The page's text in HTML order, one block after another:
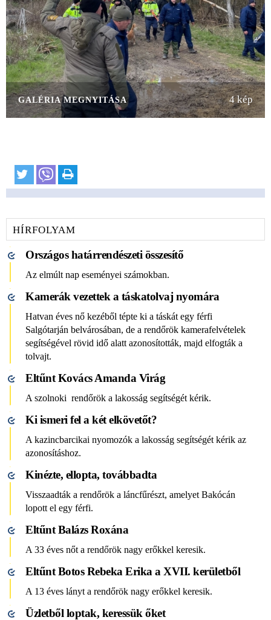
4 kép
GALÉRIA MEGNYITÁSA
HÍRFOLYAM
Országos határrendészeti összesítő
Az elmúlt nap eseményei számokban.
Kamerák vezettek a táskatolvaj nyomára
Hatvan éves nő kezéből tépte ki a táskát egy férfi
Salgótarján belvárosában, de a rendőrök kamerafelvételek
segítségével rövid idő alatt azonosították, majd elfogták a
tolvajt.
Eltűnt Kovács Amanda Virág
A szolnoki rendőrök a lakosság segítségét kérik.
Ki ismeri fel a két elkövetőt?
A kazincbarcikai nyomozók a lakosság segítségét kérik az
azonosításhoz.
Kinézte, ellopta, továbbadta
Visszaadták a rendőrök a láncfűrészt, amelyet Bakócán
lopott el egy férfi.
Eltűnt Balázs Roxána
A 33 éves nőt a rendőrök nagy erőkkel keresik.
Eltűnt Botos Rebeka Erika a XVII. kerületből
A 13 éves lányt a rendőrök nagy erőkkel keresik.
Üzletből loptak, keressük őket